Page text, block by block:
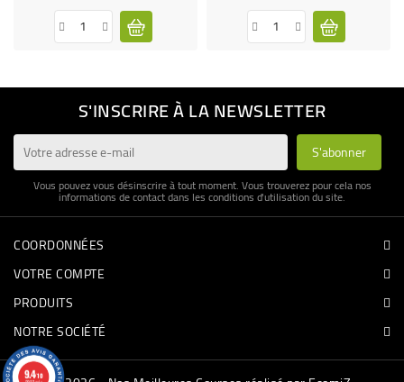
S'INSCRIRE À LA NEWSLETTER
Vous pouvez vous désinscrire à tout moment. Vous trouverez pour cela nos
informations de contact dans les conditions d'utilisation du site.
COORDONNÉES
VOTRE COMPTE
PRODUITS
NOTRE SOCIÉTÉ
9.4/10